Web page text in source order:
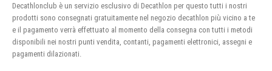
Decathlonclub è un servizio esclusivo di Decathlon per questo tutti i nostri
prodotti sono consegnati gratuitamente nel negozio decathlon più vicino a te
e il pagamento verrà effettuato al momento della consegna con tutti i metodi
disponibili nei nostri punti vendita, contanti, pagamenti elettronici, assegni e
pagamenti dilazionati.